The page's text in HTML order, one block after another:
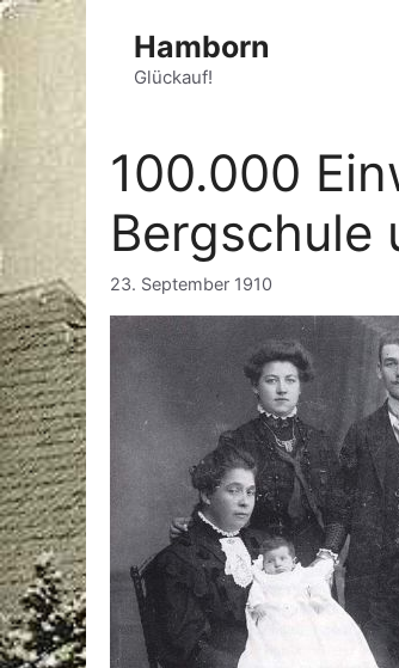
Zum
Inhalt
springen
Hamborn
Glückauf!
100.000
Bergschule
23. September 1910